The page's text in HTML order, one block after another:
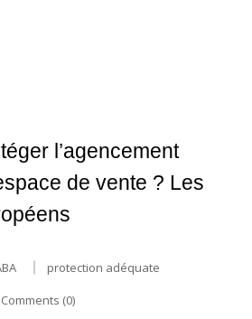
l’agencement
de vente ? Les
protection adéquate
Comments (0)